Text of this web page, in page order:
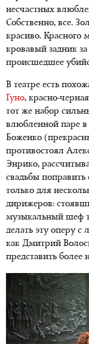
несчастных
Собственно, все.
красиво. Красного
кровавый задник
происшедшее
В театре есть
Гуно, красно-
тот же набор
влюбленной паре
Боженко
противостоял
Энрико,
свадьбы поправить
только для
дирижеров:
музыкальный шеф
делать эту оперу с
как Дмитрий
представить